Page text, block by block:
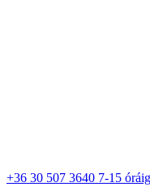
+36 30 507 3640 7-15 óráig